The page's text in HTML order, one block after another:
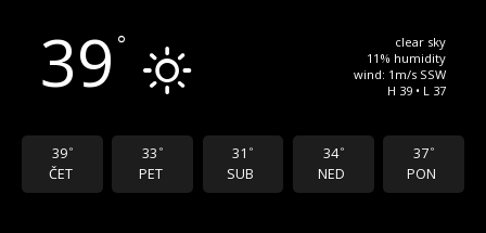
39 °
clear sky
11% humidity
wind: 1m/s SSW
H 39 • L 37
39 °
ČET
33 °
PET
31 °
SUB
34 °
NED
37 °
PON